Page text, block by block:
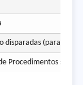
disparadas (para skid
Procedimentos